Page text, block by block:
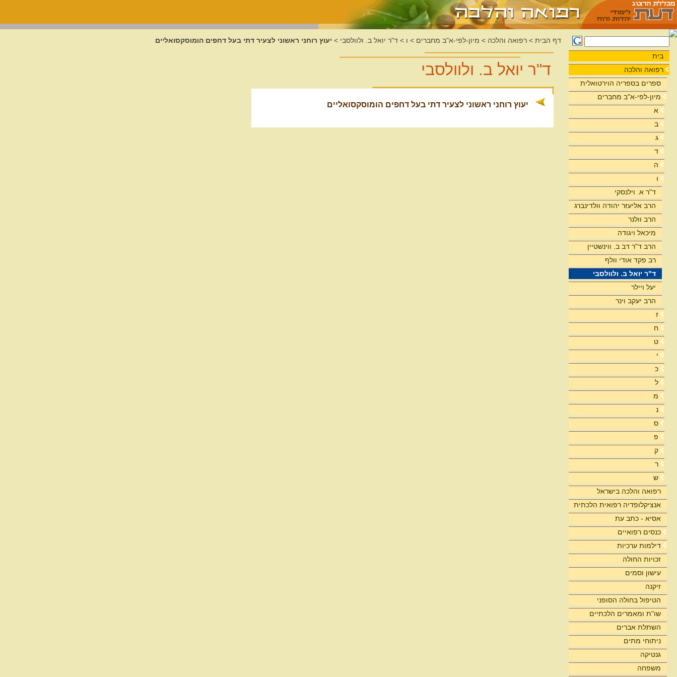
בית
רפואה והלכה
ספרים בספריה הוירטואלית
מיון-לפי-א"ב מחברים
א
ב
ג
ד
ה
ו
ד"ר א. וילנסקי
הרב אליעזר יהודה וולדינברג
הרב וולנר
מיכאל ויגודה
הרב ד"ר דב ב. ווינשטיין
רב פקד אודי וולף
ד"ר יואל ב. ולוולסבי
יעל ויילר
הרב יעקב וינר
ז
ח
ט
י
כ
ל
מ
נ
ס
פ
ק
ר
ש
רפואה והלכה בישראל
אנציקלופדיה רפואית הלכתית
אסיא - כתב עת
כנסים רפואיים
דילמות ערכיות
זכויות החולה
עישון וסמים
זיקנה
הטיפול בחולה הסופני
שו"ת ומאמרים הלכתיים
השתלת אברים
ניתוחי מתים
גנטיקה
משפחה
דף הבית > רפואה והלכה > מיון-לפי-א"ב מחברים > ו > ד"ר יואל ב. ולוולסבי > יעוץ רוחני ראשוני לצעיר דתי בעל דחפים הומוסקסואליים
ד"ר יואל ב. ולוולסבי
יעוץ רוחני ראשוני לצעיר דתי בעל דחפים הומוסקסואליים